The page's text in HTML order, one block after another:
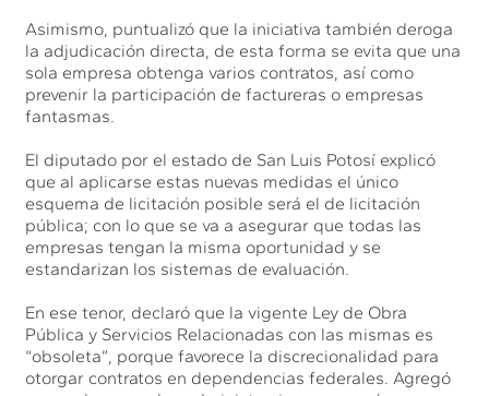
Asimismo, puntualizó que la iniciativa también deroga
la adjudicación directa, de esta forma se evita que una
sola empresa obtenga varios contratos, así como
prevenir la participación de factureras o empresas
fantasmas.
El diputado por el estado de San Luis Potosí explicó
que al aplicarse estas nuevas medidas el único
esquema de licitación posible será el de licitación
pública; con lo que se va a asegurar que todas las
empresas tengan la misma oportunidad y se
estandarizan los sistemas de evaluación.
En ese tenor, declaró que la vigente Ley de Obra
Pública y Servicios Relacionadas con las mismas es
“obsoleta”, porque favorece la discrecionalidad para
otorgar contratos en dependencias federales. Agregó